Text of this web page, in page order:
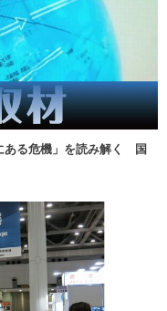
ある危機」を読み解く 国